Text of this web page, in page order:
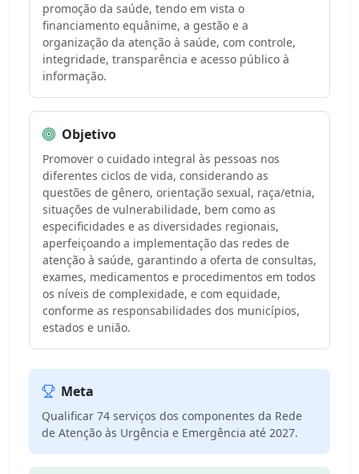
promoção da saúde, tendo em vista o
financiamento equânime, a gestão e a
organização da atenção à saúde, com controle,
integridade, transparência e acesso público à
informação.
Objetivo
Promover o cuidado integral às pessoas nos
diferentes ciclos de vida, considerando as
questões de gênero, orientação sexual, raça/etnia,
situações de vulnerabilidade, bem como as
especificidades e as diversidades regionais,
aperfeiçoando a implementação das redes de
atenção à saúde, garantindo a oferta de consultas,
exames, medicamentos e procedimentos em todos
os níveis de complexidade, e com equidade,
conforme as responsabilidades dos municípios,
estados e união.
Meta
Qualificar 74 serviços dos componentes da Rede
de Atenção às Urgência e Emergência até 2027.